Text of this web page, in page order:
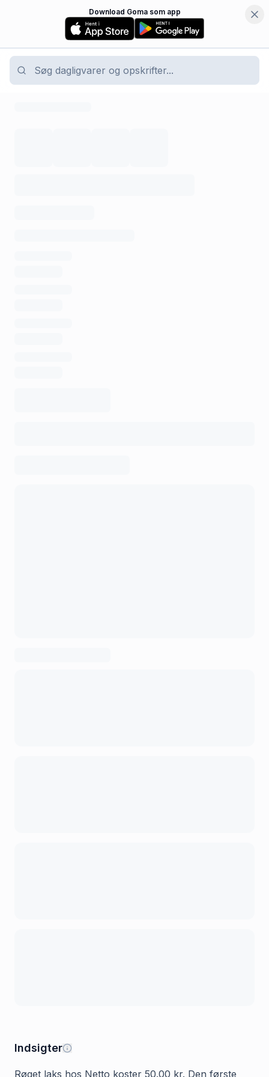
Download Goma som app
Indsigter
Røget laks hos Netto koster 50.00 kr. Den første